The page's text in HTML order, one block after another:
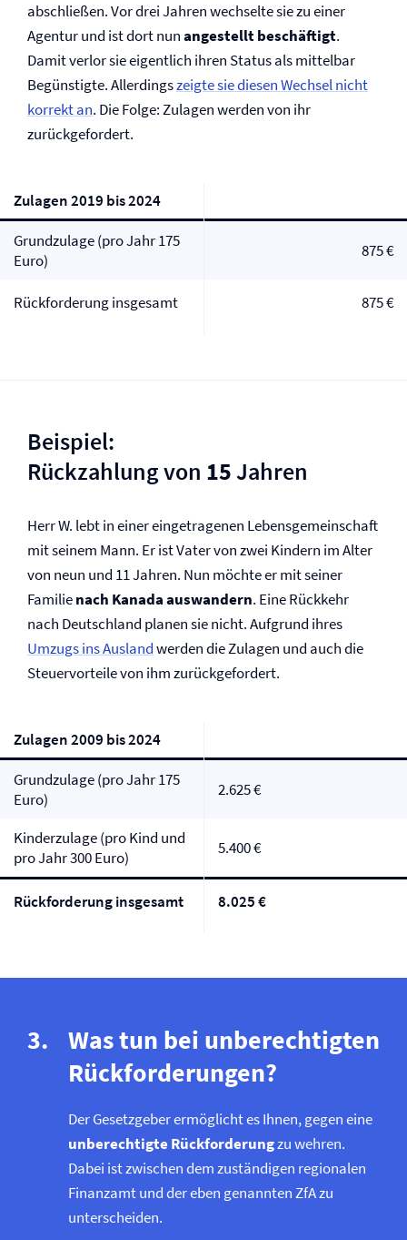
abschließen. Vor drei Jahren wechselte sie zu einer
Agentur und ist dort nunangestellt beschäftigt.
Damit verlor sie eigentlich ihren Status als mittelbar
Begünstigte. Allerdingszeigte sie diesen Wechsel nicht
korrekt an. Die Folge: Zulagen werden von ihr
zurückgefordert.
Zulagen 2019 bis 2024
Grundzulage (pro Jahr 175
Euro)
875 €
Rückforderung insgesamt 875 €
Beispiel:
Rückzahlung von 15Jahren
Herr W. lebt in einer eingetragenen Lebens­gemeinschaft
mit seinem Mann. Er ist Vater von zwei Kindern im Alter
von neun und 11 Jahren. Nun möchte er mit seiner
Familienach Kanada auswandern. Eine Rückkehr
nach Deutschland planen sie nicht. Aufgrund ihres
Umzugs ins Auslandwerden die Zulagen und auch die
Steuervorteile von ihm zurückgefordert.
Zulagen 2009 bis 2024
Grundzulage (pro Jahr 175
Euro)
2.625 €
Kinderzulage (pro Kind und
pro Jahr 300 Euro)
5.400 €
Rückforderung insgesamt 8.025 €
Was tun bei unberechtigten
Rückforderungen?
Der Gesetzgeber ermöglicht es Ihnen, gegen eine
unberechtigte Rückforderungzu wehren.
Dabei ist zwischen dem zuständigen regionalen
Finanzamt und der eben genannten ZfA zu
unterscheiden.